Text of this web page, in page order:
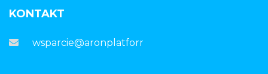
KONTAKT
wsparcie@aronplatforma.pl